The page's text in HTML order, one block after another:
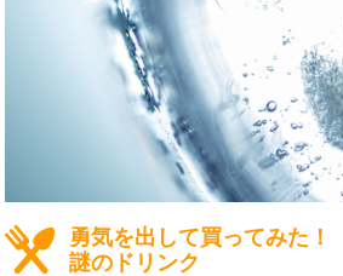
勇気を出して買ってみた！
謎のドリンク